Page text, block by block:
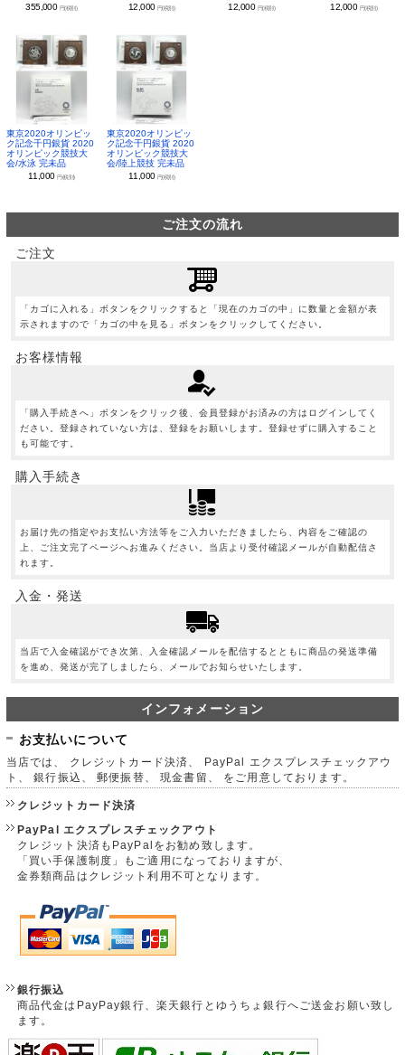
355,000 円(税別)
12,000 円(税別)
12,000 円(税別)
12,000 円(税別)
東京2020オリンピッ
ク記念千円銀貨 2020
オリンピック競技大
会/水泳 完未品
11,000円(税別)
東京2020オリンピッ
ク記念千円銀貨 2020
オリンピック競技大
会/陸上競技 完未品
11,000 円(税別)
ご注文の流れ
ご注文
「カゴに入れる」ボタンをクリックすると「現在のカゴの中」に数量と金額が表
示されますので「カゴの中を見る」ボタンをクリックしてください。
お客様情報
「購入手続きへ」ボタンをクリック後、会員登録がお済みの方はログインしてく
ださい。登録されていない方は、登録をお願いします。登録せずに購入すること
も可能です。
購入手続き
お届け先の指定やお支払い方法等をご入力いただきましたら、内容をご確認の
上、ご注文完了ページへお進みください。当店より受付確認メールが自動配信さ
れます。
入金・発送
当店で入金確認ができ次第、入金確認メールを配信するとともに商品の発送準備
を進め、発送が完了しましたら、メールでお知らせいたします。
インフォメーション
お支払いについて
当店では、 クレジットカード決済、 PayPal エクスプレスチェックアウ
ト、 銀行振込、 郵便振替、 現金書留、 をご用意しております。
クレジットカード決済
PayPal エクスプレスチェックアウト
クレジット決済もPayPalをお勧め致します。
「買い手保護制度」もご適用になっておりますが、
金券類商品はクレジット利用不可となります。
銀行振込
商品代金はPayPay銀行、楽天銀行とゆうちょ銀行へご送金お願い致し
ます。